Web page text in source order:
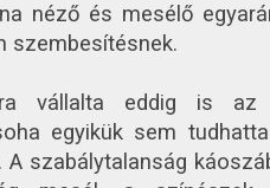
néző és mesélő
szembesítésnek.
vállalta eddig is az
egyikük sem
szabálytalanság